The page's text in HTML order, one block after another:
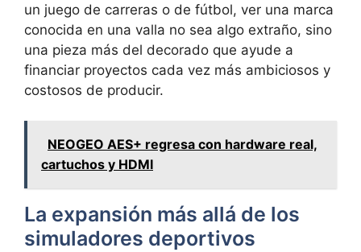
un juego de carreras o de fútbol, ver una marca
conocida en una valla no sea algo extraño, sino
una pieza más del decorado que ayude a
financiar proyectos cada vez más ambiciosos y
costosos de producir.
NEOGEO AES+ regresa con hardware real,
cartuchos y HDMI
La expansión más allá de los
simuladores deportivos